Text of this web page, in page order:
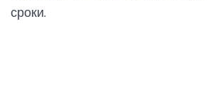
сроки.